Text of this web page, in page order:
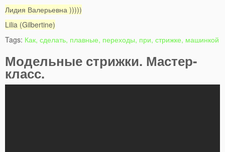
Лидия Валерьевна )))))
Lilia (Gilbertine)
Tags: Как, сделать, плавные, переходы, при, стрижке, машинкой
Модельные стрижки. Мастер-
класс.